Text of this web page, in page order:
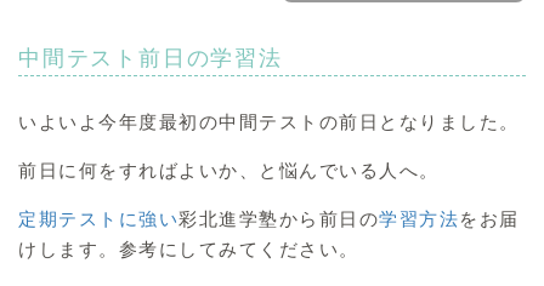
中間テスト前日の学習法
いよいよ今年度最初の中間テストの前日となりました。
前日に何をすればよいか、と悩んでいる人へ。
定期テストに強い彩北進学塾から前日の学習方法をお届
けします。参考にしてみてください。